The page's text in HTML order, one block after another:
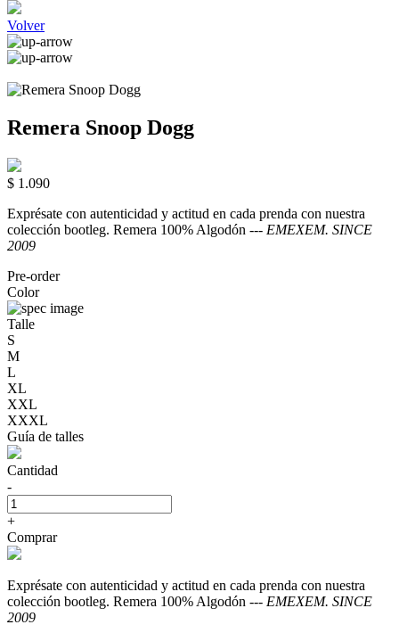
Volver
Remera Snoop Dogg
$ 1.090
Exprésate con autenticidad y actitud en cada prenda con nuestra
colección bootleg. Remera 100% Algodón --- EMEXEM. SINCE
2009
Pre-order
Color
Talle
S
M
L
XL
XXL
XXXL
Guía de talles
Cantidad
-
+
Comprar
Exprésate con autenticidad y actitud en cada prenda con nuestra
colección bootleg. Remera 100% Algodón --- EMEXEM. SINCE
2009